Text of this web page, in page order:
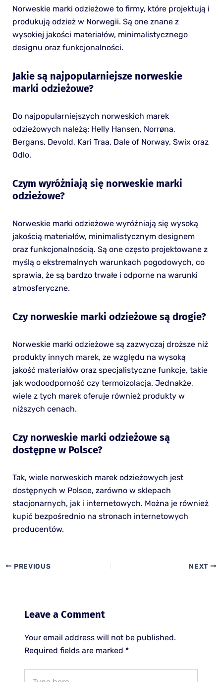
Norweskie marki odzieżowe to firmy, które projektują i
produkują odzież w Norwegii. Są one znane z
wysokiej jakości materiałów, minimalistycznego
designu oraz funkcjonalności.
Jakie są najpopularniejsze norweskie
marki odzieżowe?
Do najpopularniejszych norweskich marek
odzieżowych należą: Helly Hansen, Norrøna,
Bergans, Devold, Kari Traa, Dale of Norway, Swix oraz
Odlo.
Czym wyróżniają się norweskie marki
odzieżowe?
Norweskie marki odzieżowe wyróżniają się wysoką
jakością materiałów, minimalistycznym designem
oraz funkcjonalnością. Są one często projektowane z
myślą o ekstremalnych warunkach pogodowych, co
sprawia, że są bardzo trwałe i odporne na warunki
atmosferyczne.
Czy norweskie marki odzieżowe są drogie?
Norweskie marki odzieżowe są zazwyczaj droższe niż
produkty innych marek, ze względu na wysoką
jakość materiałów oraz specjalistyczne funkcje, takie
jak wodoodporność czy termoizolacja. Jednakże,
wiele z tych marek oferuje również produkty w
niższych cenach.
Czy norweskie marki odzieżowe są
dostępne w Polsce?
Tak, wiele norweskich marek odzieżowych jest
dostępnych w Polsce, zarówno w sklepach
stacjonarnych, jak i internetowych. Można je również
kupić bezpośrednio na stronach internetowych
producentów.
PREVIOUS NEXT
Leave a Comment
Your email address will not be published.
Required fields are marked *